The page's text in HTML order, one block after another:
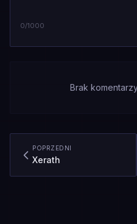
0/1000
Brak
POPRZEDNI
Xerath